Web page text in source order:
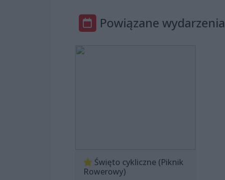
Powiązane wydarzenia
Święto cykliczne (Piknik
Rowerowy)